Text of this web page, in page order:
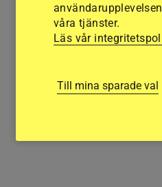
våra tjänster.
Läs vår
Till mina sparade val